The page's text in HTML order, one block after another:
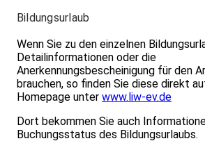
Bildungsurlaub
Wenn Sie zu den einzelnen
Detailinformationen oder die
Anerkennungsbescheinigung für den
brauchen, so finden Sie diese direkt
Homepage unter www.liw-ev.de
Dort bekommen Sie auch
Buchungsstatus des Bildungsurlaubs.